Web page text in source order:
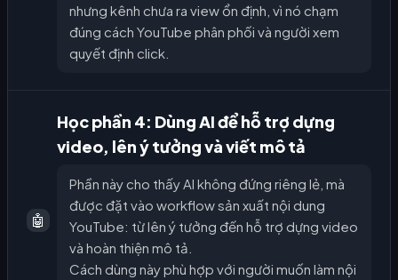
nhưng kênh chưa ra view ổn định, vì nó chạm
đúng cách YouTube phân phối và người xem
quyết định click.
🤖
Học phần 4: Dùng AI để hỗ trợ dựng
video, lên ý tưởng và viết mô tả
Phần này cho thấy AI không đứng riêng lẻ, mà
được đặt vào workflow sản xuất nội dung
YouTube: từ lên ý tưởng đến hỗ trợ dựng video
và hoàn thiện mô tả.
Cách dùng này phù hợp với người muốn làm nội